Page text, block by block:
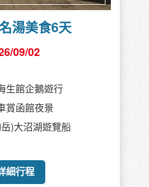
湯美食6天
09/02
生館企鵝遊行
賞函館夜景
)大沼湖遊覽船
細行程